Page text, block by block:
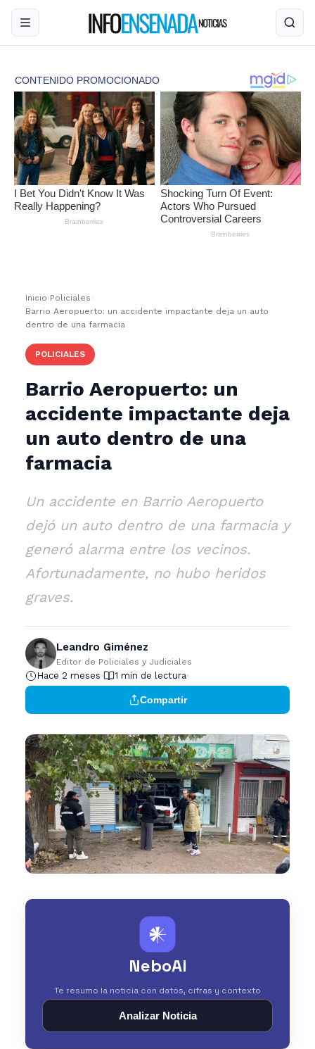
Inicio ›Policiales ›
Barrio Aeropuerto: un accidente impactante deja un auto
dentro de una farmacia
POLICIALES
Barrio Aeropuerto: un
accidente impactante deja
un auto dentro de una
farmacia
Un accidente en Barrio Aeropuerto
dejó un auto dentro de una farmacia y
generó alarma entre los vecinos.
Afortunadamente, no hubo heridos
graves.
Leandro Giménez
Editor de Policiales y Judiciales
Hace 2 meses 1 min de lectura
Compartir
𒀭
NeboAI
Te resumo la noticia con datos, cifras y contexto
Analizar Noticia